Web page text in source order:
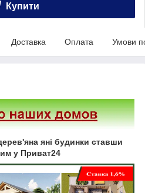
Купити
Доставка Оплата Умови
яні будинки ставши
у Приват24